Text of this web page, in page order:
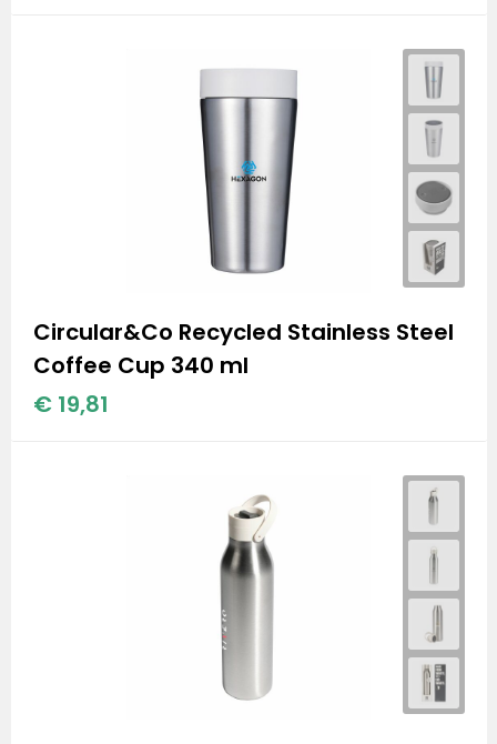
Circular&Co Recycled Stainless Steel
Coffee Cup 340 ml
€ 19,81